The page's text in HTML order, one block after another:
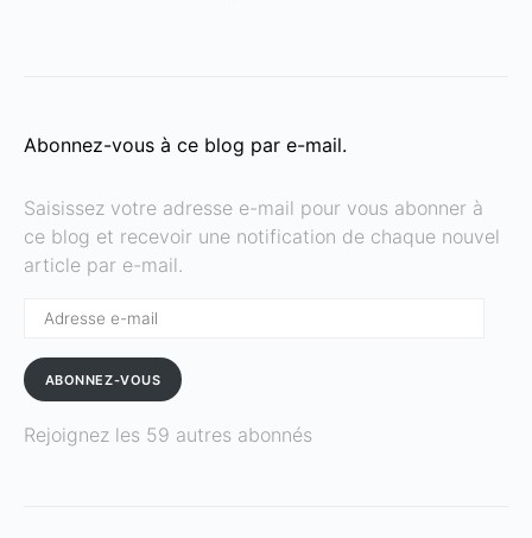
Abonnez-vous à ce blog par e-mail.
Saisissez votre adresse e-mail pour vous abonner à
ce blog et recevoir une notification de chaque nouvel
article par e-mail.
Adresse
mail
ABONNEZ-VOUS
Rejoignez les 59 autres abonnés